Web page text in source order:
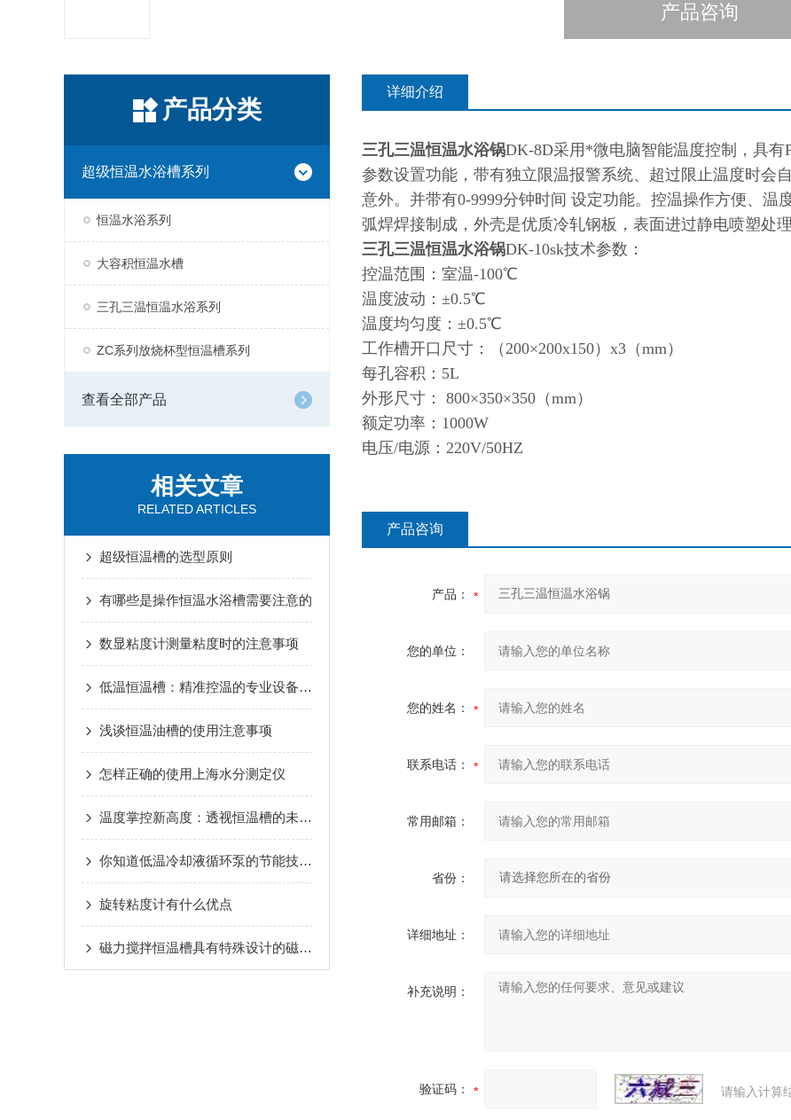
产品咨询
产品分类
超级恒温水浴槽系列
恒温水浴系列
大容积恒温水槽
三孔三温恒温水浴系列
ZC系列放烧杯型恒温槽系列
查看全部产品
相关文章
RELATED ARTICLES
超级恒温槽的选型原则
有哪些是操作恒温水浴槽需要注意的
数显粘度计测量粘度时的注意事项
低温恒温槽：精准控温的专业设备，稳定维持所需低温
浅谈恒温油槽的使用注意事项
怎样正确的使用上海水分测定仪
温度掌控新高度：透视恒温槽的未来展望
你知道低温冷却液循环泵的节能技术吗？
旋转粘度计有什么优点
磁力搅拌恒温槽具有特殊设计的磁力搅拌系统
详细介绍
三孔三温恒温水浴锅DK-8D采用*微电脑智能温度控制，具有
参数设置功能，带有独立限温报警系统、超过限止温度时会
意外。并带有0-9999分钟时间 设定功能。控温操作方便、温
弧焊焊接制成，外壳是优质冷轧钢板，表面进过静电喷塑处
三孔三温恒温水浴锅DK-10sk技术参数：
控温范围：室温-100℃
温度波动：±0.5℃
温度均匀度：±0.5℃
工作槽开口尺寸：（200×200x150）x3 （mm）
每孔容积：5L
外形尺寸： 800×350×350 （mm）
额定功率：1000W
电压/电源：220V/50HZ
产品咨询
产品：
您的单位：
您的姓名：
联系电话：
常用邮箱：
省份：
详细地址：
补充说明：
验证码： 请输入计算